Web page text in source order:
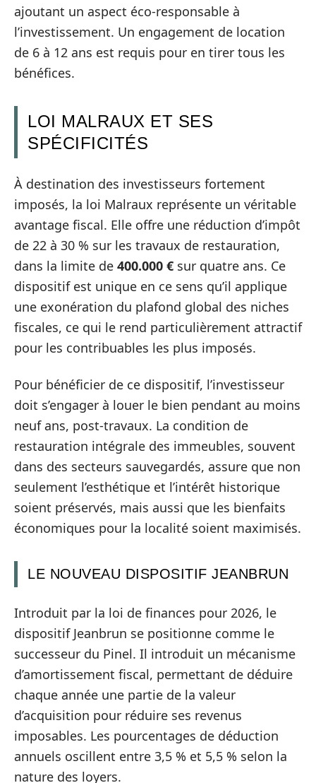
ajoutant un aspect éco-responsable à
l’investissement. Un engagement de location
de 6 à 12 ans est requis pour en tirer tous les
bénéfices.
LOI MALRAUX ET SES
SPÉCIFICITÉS
À destination des investisseurs fortement
imposés, la loi Malraux représente un véritable
avantage fiscal. Elle offre une réduction d’impôt
de 22 à 30 % sur les travaux de restauration,
dans la limite de 400.000 € sur quatre ans. Ce
dispositif est unique en ce sens qu’il applique
une exonération du plafond global des niches
fiscales, ce qui le rend particulièrement attractif
pour les contribuables les plus imposés.
Pour bénéficier de ce dispositif, l’investisseur
doit s’engager à louer le bien pendant au moins
neuf ans, post-travaux. La condition de
restauration intégrale des immeubles, souvent
dans des secteurs sauvegardés, assure que non
seulement l’esthétique et l’intérêt historique
soient préservés, mais aussi que les bienfaits
économiques pour la localité soient maximisés.
LE NOUVEAU DISPOSITIF JEANBRUN
Introduit par la loi de finances pour 2026, le
dispositif Jeanbrun se positionne comme le
successeur du Pinel. Il introduit un mécanisme
d’amortissement fiscal, permettant de déduire
chaque année une partie de la valeur
d’acquisition pour réduire ses revenus
imposables. Les pourcentages de déduction
annuels oscillent entre 3,5 % et 5,5 % selon la
nature des loyers.